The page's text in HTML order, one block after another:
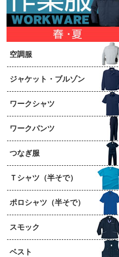
空調服
ジャケット・ブルゾン
ワークシャツ
ワークパンツ
つなぎ服
Ｔシャツ（半そで）
ポロシャツ（半そで）
スモック
ベスト